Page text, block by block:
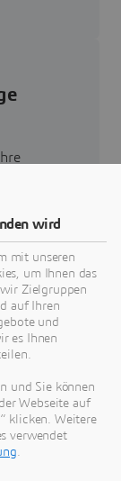
und
wird
mit unseren
um Ihnen das
Zielgruppen
auf Ihren
und
es Ihnen
und Sie können
Webseite auf
klicken. Weitere
verwendet
.